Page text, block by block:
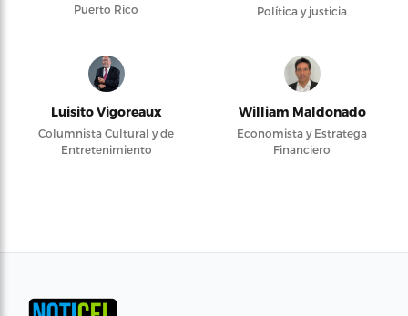
Puerto Rico
Política y justicia
Luisito Vigoreaux
Columnista Cultural y de
Entretenimiento
William Maldonado
Economista y Estratega
Financiero